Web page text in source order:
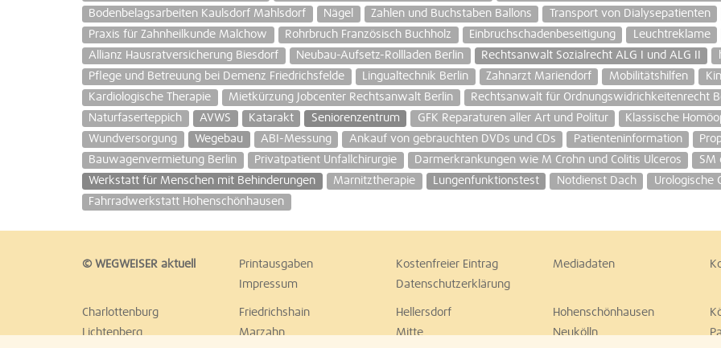
Bodenbelagsarbeiten Kaulsdorf Mahlsdorf
Nägel Zahlen und Buchstaben Ballons Transport von Dialysepatienten
Praxis für Zahnheilkunde Malchow
Rohrbruch Französisch Buchholz Einbruchschadenbeseitigung Leuchtreklame
Allianz Hausratversicherung Biesdorf
Neubau-Aufsetz-Rollladen Berlin Rechtsanwalt Sozialrecht ALG I und ALG II
Pflege und Betreuung bei Demenz Friedrichsfelde
Lingualtechnik Berlin Zahnarzt Mariendorf Mobilitätshilfen
Kardiologische Therapie
Mietkürzung Jobcenter Rechtsanwalt Berlin Rechtsanwalt für Ordnungswidrichkeitenrecht
Naturfaserteppich
AVWS Katarakt Seniorenzentrum GFK Reparaturen aller Art und Politur Klassische
Wundversorgung
Wegebau ABI-Messung Ankauf von gebrauchten DVDs und CDs Patienteninformation
Bauwagenvermietung Berlin
Privatpatient Unfallchirurgie Darmerkrankungen wie M Crohn und Colitis Ulceros SM
Werkstatt für Menschen mit Behinderungen
Marnitztherapie Lungenfunktionstest Notdienst Dach
Urologische
Fahrradwerkstatt Hohenschönhausen
© WEGWEISER aktuell Printausgaben Kostenfreier Eintrag Mediadaten
Impressum
Datenschutzerklärung
Charlottenburg Friedrichshain Hellersdorf Hohenschönhausen
Lichtenberg
Marzahn Mitte Neukölln